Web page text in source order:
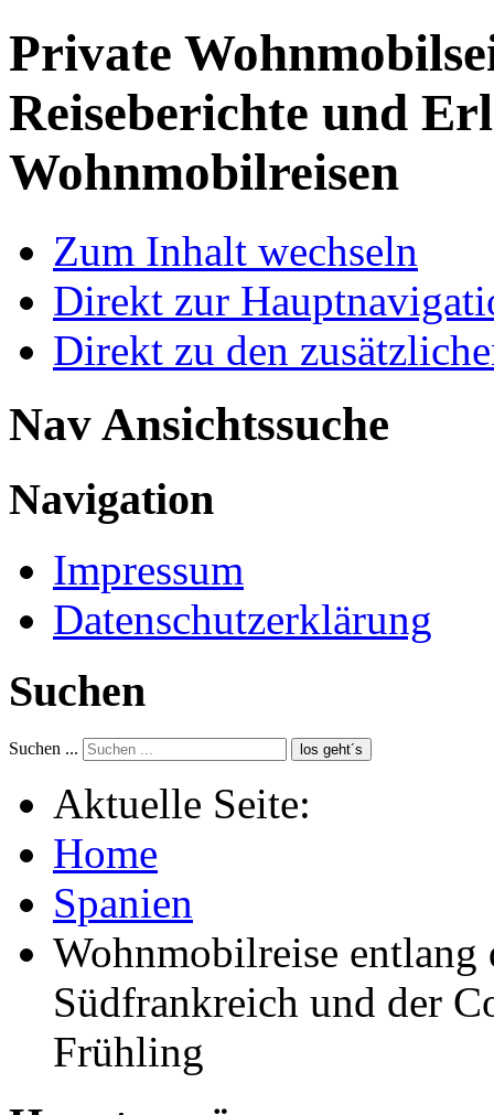
Private
Reiseberichte und
Wohnmobilreisen
Zum Inhalt wechseln
Direkt zur
Direkt zu den
Nav Ansichtssuche
Navigation
Impressum
Datenschutzerklärung
Suchen
Suchen ... los geht´s
Aktuelle Seite:
Home
Spanien
Wohnmobilreise
Südfrankreich und der
Frühling